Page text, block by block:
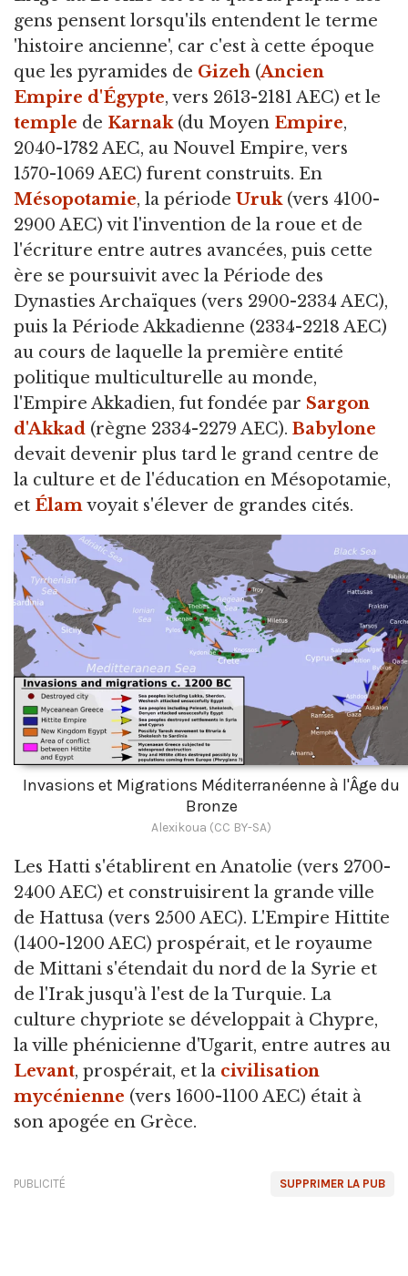
gens pensent lorsqu'ils entendent le terme
'histoire ancienne', car c'est à cette époque
que les pyramides de Gizeh (Ancien
Empire d'Égypte, vers 2613-2181 AEC) et le
temple de Karnak(du Moyen Empire,
2040-1782 AEC, au Nouvel Empire, vers
1570-1069 AEC) furent construits. En
Mésopotamie, la période Uruk(vers 4100-
2900 AEC) vit l'invention de la roue et de
l'écriture entre autres avancées, puis cette
ère se poursuivit avec la Période des
Dynasties Archaïques (vers 2900-2334 AEC),
puis la Période Akkadienne (2334-2218 AEC)
au cours de laquelle la première entité
politique multiculturelle au monde,
l'Empire Akkadien, fut fondée par Sargon
d'Akkad (règne 2334-2279 AEC). Babylone
devait devenir plus tard le grand centre de
la culture et de l'éducation en Mésopotamie,
et Élamvoyait s'élever de grandes cités.
Invasions et Migrations Méditerranéenne à l'Âge du
Bronze
Alexikoua (CC BY-SA)
Les Hatti s'établirent en Anatolie (vers 2700-
2400 AEC) et construisirent la grande ville
de Hattusa (vers 2500 AEC). L'Empire Hittite
(1400-1200 AEC) prospérait, et le royaume
de Mittani s'étendait du nord de la Syrie et
de l'Irak jusqu'à l'est de la Turquie. La
culture chypriote se développait à Chypre,
la ville phénicienne d'Ugarit, entre autres au
Levant, prospérait, et la civilisation
mycénienne (vers 1600-1100 AEC) était à
son apogée en Grèce.
SUPPRIMER LA PUB
PUBLICITÉ